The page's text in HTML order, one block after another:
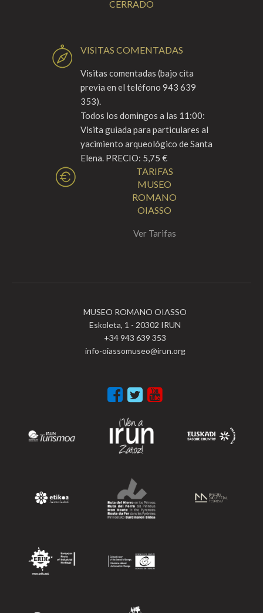
CERRADO
VISITAS COMENTADAS
Visitas comentadas (bajo cita
previa en el teléfono 943 639
353).
Todos los domingos a las 11:00:
Visita guiada para particulares al
yacimiento arqueológico de Santa
Elena. PRECIO: 5,75 €
TARIFAS
MUSEO
ROMANO
OIASSO
Ver Tarifas
MUSEO ROMANO OIASSO
Eskoleta, 1 - 20302 IRUN
+34 943 639 353
info-oiassomuseo@irun.org